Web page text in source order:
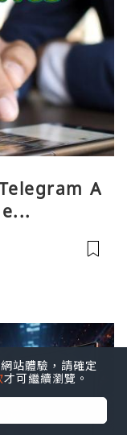
A
站體驗，請確定
才可繼續瀏覽。